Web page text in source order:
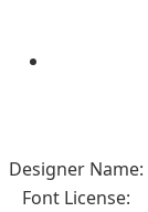
Designer Name:
Font License: